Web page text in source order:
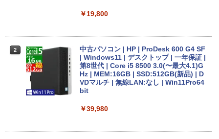
2026】【Office 2019 H&B】NEC Versa
Pro/第4世代 Core i5/メモリ: 4GB/8GB/1
6GB/SSD:128GB/256GB/512GB/1TB/1
5.6型/USB 3.0/DVD/SDカードスロット/
Wi-Fi/Office/無線マウス/中古 パソコン/
中古PC ノートパソコン/Windows11
￥9,999
￥19,800
2
中古パソコン | HP | ProDesk 600 G4 SF
| Windows11 | デスクトップ | 一年保証 |
第8世代 | Core i5 8500 3.0(〜最大4.1)G
Hz | MEM:16GB | SSD:512GB(新品) | D
VDマルチ | 無線LAN:なし | Win11Pro64
bit
￥39,980